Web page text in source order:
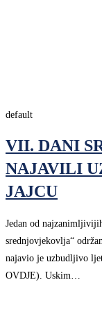
default
VII. DANI
NAJAVILI
JAJCU
Jedan od
srednjovjekovlja“
najavio je uzbudljivo
OVDJE). Uskim…